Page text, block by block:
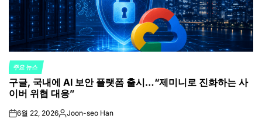
POSTED
IN
주요 뉴스
구글, 국내에 AI 보안 플랫폼 출시…“제미니로 진화하는 사
이버 위협 대응”
on6월 22, 2026Posted
Joon-seo Han